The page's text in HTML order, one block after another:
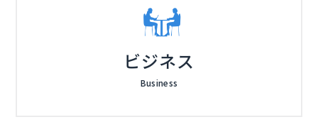
ビジネス
Business